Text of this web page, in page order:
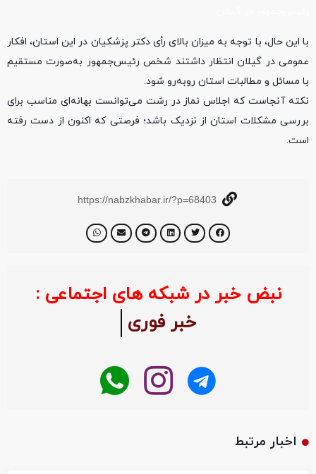
با این حال، با توجه به میزان بالای رأی دکتر پزشکیان در این استان، افکار
عمومی در گیلان انتظار داشتند شخص رئیس‌جمهور به‌صورت مستقیم
با مسائل و مطالبات استان روبه‌رو شود.
نکته آنجاست که اجلاس نماز در رشت می‌توانست بهانه‌ای مناسب برای
بررسی مشکلات استان از نزدیک باشد؛ فرصتی که اکنون از دست رفته
است.
https://nabzkhabar.ir/?p=68403
نبض خبر در شبکه های اجتماعی :
خبر فوری
اخبار مرتبط